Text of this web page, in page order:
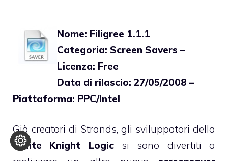
Nome: Filigree 1.1.1
Categoria: Screen Savers –
Licenza: Free
Data di rilascio: 27/05/2008 –
Piattaforma: PPC/Intel
Già creatori di Strands, gli sviluppatori della
White Knight Logicsi sono divertiti a